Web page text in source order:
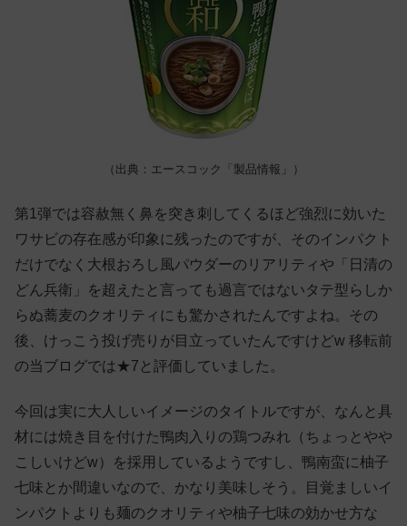
（出典：エースコック「製品情報」）
第1弾では容赦無く鼻を突き刺してくるほど強烈に効いた
ワサビの存在感が印象に残ったのですが、そのインパクト
だけでなく大根おろし風パウダーのリアリティや「日清の
どん兵衛」を超えたと言っても過言ではないタテ型らしか
らぬ蕎麦のクオリティにも驚かされたんですよね。その
後、けっこう投げ売りが目立っていたんですけどw 移転前
の当ブログでは★7と評価していました。
今回は実に大人しいイメージのタイトルですが、なんと具
材には焼き目を付けた鴨肉入りの鶏つみれ（ちょっとやや
こしいけどw）を採用しているようですし、鴨南蛮に柚子
七味とか間違いなので、かなり美味しそう。目覚ましいイ
ンパクトよりも麺のクオリティや柚子七味の効かせ方な